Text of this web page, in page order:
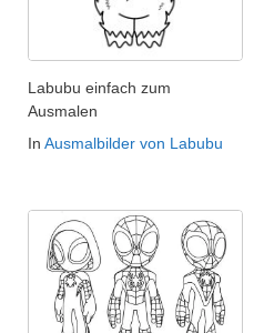
Labubu einfach zum
Ausmalen
In Ausmalbilder von Labubu